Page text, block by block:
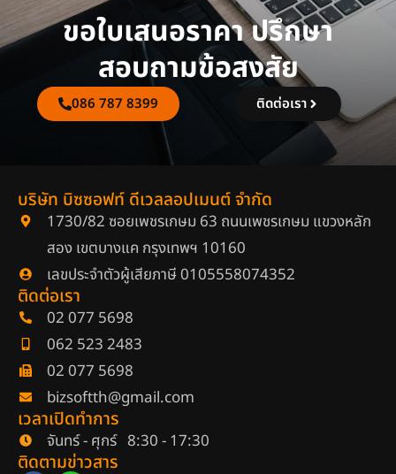
ขอใบเสนอราคา ปรึกษา
สอบถามข้อสงสัย
086 787 8399 ติดต่อเรา
บริษัท บิซซอฟท์ ดีเวลลอปเมนต์ จำกัด
1730/82 ซอยเพชรเกษม 63 ถนนเพชรเกษม แขวงหลัก
สอง เขตบางแค กรุงเทพฯ 10160
เลขประจำตัวผู้เสียภาษี 0105558074352
ติดต่อเรา
02 077 5698
062 523 2483
02 077 5698
bizsoftth@gmail.com
เวลาเปิดทำการ
จันทร์ - ศุกร์ 8:30 - 17:30
ติดตามข่าวสาร